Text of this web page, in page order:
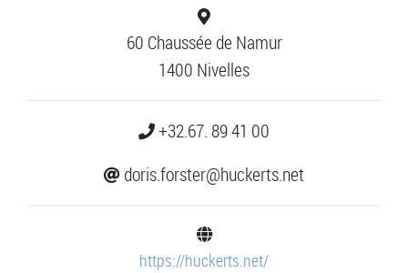
60 Chaussée de Namur
1400 Nivelles
+32.67. 89 41 00
doris.forster@huckerts.net
https://huckerts.net/